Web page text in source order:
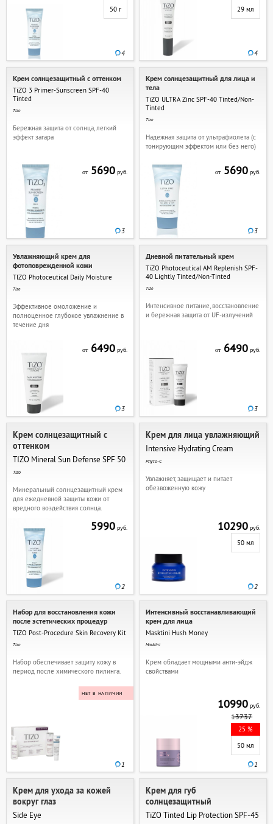
50 г
4
29 мл
4
Крем солнцезащитный с оттенком
TiZO 3 Primer-Sunscreen SPF-40
Tinted
Tizo
Бережная защита от солнца, легкий
эффект загара
от5690руб.
3
Крем солнцезащитный для лица и
тела
TiZO ULTRA Zinc SPF-40 Tinted/Non-
Tinted
Tizo
Надежная защита от ультрафиолета (с
тонирующим эффектом или без него)
от5690руб.
3
Увлажняющий крем для
фотоповрежденной кожи
TIZO Photoceutical Daily Moisture
Tizo
Эффективное омоложение и
полноценное глубокое увлажнение в
течение дня
от6490руб.
3
Дневной питательный крем
TiZO Photoceutical AM Replenish SPF-
40 Lightly Tinted/Non-Tinted
Tizo
Интенсивное питание, восстановление
и бережная защита от UF-излучений
от6490руб.
3
Крем солнцезащитный с
оттенком
TIZO Mineral Sun Defense SPF 50
Tizo
Минеральный солнцезащитный крем
для ежедневной защиты кожи от
вредного воздействия солнца.
5990руб.
2
Крем для лица увлажняющий
Intensive Hydrating Cream
Phyto-C
Увлажняет, защищает и питает
обезвоженную кожу
10290руб.
50 мл
2
Набор для восстановления кожи
после эстетических процедур
TIZO Post-Procedure Skin Recovery Kit
Tizo
НЕТ В НАЛИЧИИ
Набор обеспечивает защиту кожу в
период после химического пилинга.
1
Интенсивный восстанавливающий
крем для лица
Masktini Hush Money
Masktini
Крем обладает мощными анти-эйдж
свойствами
10990руб.
13737
25 %
50 мл
1
Крем для ухода за кожей
вокруг глаз
Side Eye
Крем для губ
солнцезащитный
TiZO Tinted Lip Protection SPF-45